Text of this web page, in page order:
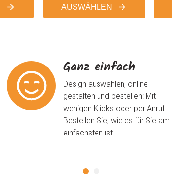
AUSWÄHLEN
Ganz einfach
Design auswählen, online
gestalten und bestellen: Mit
wenigen Klicks oder per Anruf:
Bestellen Sie, wie es für Sie am
einfachsten ist.